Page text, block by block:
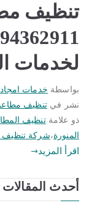
تنظيف
لخدمات
بواسطة خدمات امجاد
نشر فيتنظيف مطاعم
ذو علامةتنظيف
المنورة،شركة تنظيف
اقرأ المزيد
أحدث المقالات